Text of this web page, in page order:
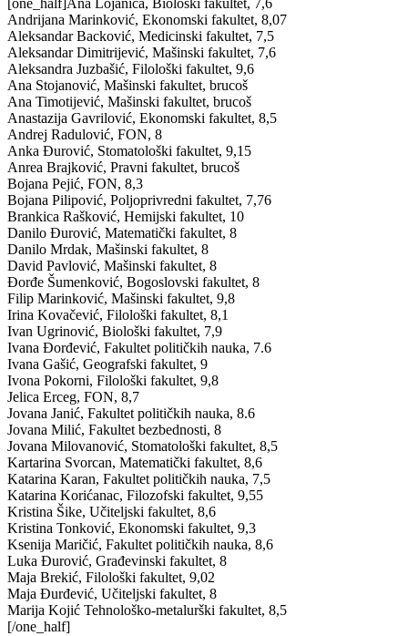
[one_half]Ana Lojanica, Biološki fakultet, 7,6
Andrijana Marinković, Ekonomski fakultet, 8,07
Aleksandar Backović, Medicinski fakultet, 7,5
Aleksandar Dimitrijević, Mašinski fakultet, 7,6
Aleksandra Juzbašić, Filološki fakultet, 9,6
Ana Stojanović, Mašinski fakultet, brucoš
Ana Timotijević, Mašinski fakultet, brucoš
Anastazija Gavrilović, Ekonomski fakultet, 8,5
Andrej Radulović, FON, 8
Anka Đurović, Stomatološki fakultet, 9,15
Anrea Brajković, Pravni fakultet, brucoš
Bojana Pejić, FON, 8,3
Bojana Pilipović, Poljoprivredni fakultet, 7,76
Brankica Rašković, Hemijski fakultet, 10
Danilo Đurović, Matematički fakultet, 8
Danilo Mrdak, Mašinski fakultet, 8
David Pavlović, Mašinski fakultet, 8
Đorđe Šumenković, Bogoslovski fakultet, 8
Filip Marinković, Mašinski fakultet, 9,8
Irina Kovačević, Filološki fakultet, 8,1
Ivan Ugrinović, Biološki fakultet, 7,9
Ivana Đorđević, Fakultet političkih nauka, 7.6
Ivana Gašić, Geografski fakultet, 9
Ivona Pokorni, Filološki fakultet, 9,8
Jelica Erceg, FON, 8,7
Jovana Janić, Fakultet političkih nauka, 8.6
Jovana Milić, Fakultet bezbednosti, 8
Jovana Milovanović, Stomatološki fakultet, 8,5
Kartarina Svorcan, Matematički fakultet, 8,6
Katarina Karan, Fakultet političkih nauka, 7,5
Katarina Korićanac, Filozofski fakultet, 9,55
Kristina Šike, Učiteljski fakultet, 8,6
Kristina Tonković, Ekonomski fakultet, 9,3
Ksenija Maričić, Fakultet političkih nauka, 8,6
Luka Đurović, Građevinski fakultet, 8
Maja Brekić, Filološki fakultet, 9,02
Maja Đurđević, Učiteljski fakultet, 8
Marija Kojić Tehnološko-metalurški fakultet, 8,5
[/one_half]